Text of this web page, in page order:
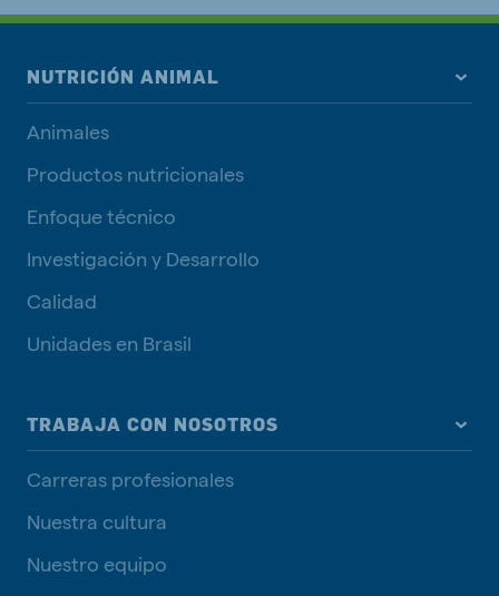
NUTRICIÓN ANIMAL
Animales
Productos nutricionales
Enfoque técnico
Investigación y Desarrollo
Calidad
Unidades en Brasil
TRABAJA CON NOSOTROS
Carreras profesionales
Nuestra cultura
Nuestro equipo